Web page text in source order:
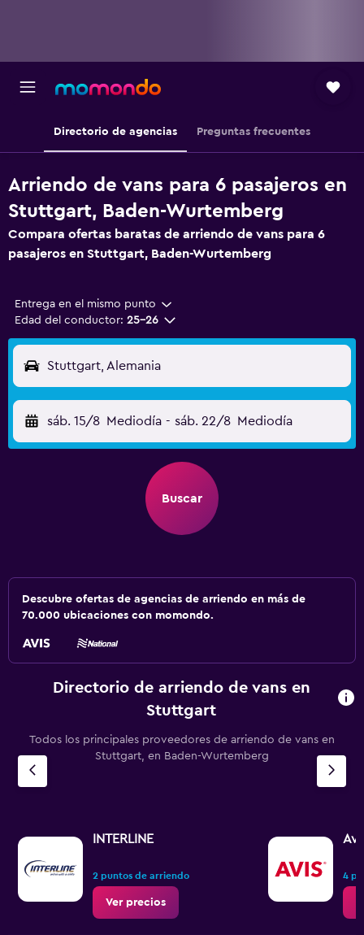
Directorio de agencias Preguntas frecuentes
Arriendo de vans para 6 pasajeros en
Stuttgart, Baden-Wurtemberg
Compara ofertas baratas de arriendo de vans para 6
pasajeros en Stuttgart, Baden-Wurtemberg
Entrega en el mismo punto
Edad del conductor: 25-26
Stuttgart, Alemania
sáb. 15/8 Mediodía - sáb. 22/8 Mediodía
Buscar
Descubre ofertas de agencias de arriendo en más de
70.000 ubicaciones con momondo.
Directorio de arriendo de vans en
Stuttgart
Todos los principales proveedores de arriendo de vans en
Stuttgart, en Baden-Wurtemberg
INTERLINE
2 puntos de arriendo
Ver precios
4